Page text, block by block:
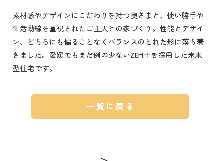
素材感やデザインにこだわりを持つ奥さまと、使い勝手や
生活動線を重視されたご主人との家づくり。性能とデザイ
ン、どちらにも偏ることなくバランスのとれた形に落ち着
きました。愛媛でもまだ例の少ないZEH＋を採用した未来
型住宅です。
一覧に戻る